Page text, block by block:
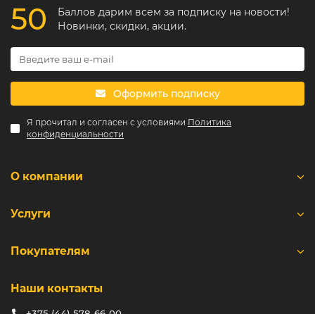
50
Баллов дарим всем за подписку на новости!
Новинки, скидки, акции.
Оформить подписку
Я прочитал и согласен с условиями Политика
конфиденциальности
О компании
Услуги
Покупателям
Наши контакты